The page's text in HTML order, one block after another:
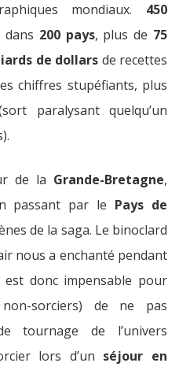
mondiaux. 450
dans 200 pays, plus de 75
de dollars de recettes
chiffres stupéfiants, plus
paralysant quelqu’un
de la Grande-Bretagne,
passant par le Pays de
de la saga. Le binoclard
nous a enchanté pendant
donc impensable pour
sorciers) de ne pas
tournage de l’univers
lors d’un séjour en